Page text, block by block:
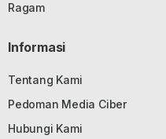
Ragam
Informasi
Tentang Kami
Pedoman Media Ciber
Hubungi Kami